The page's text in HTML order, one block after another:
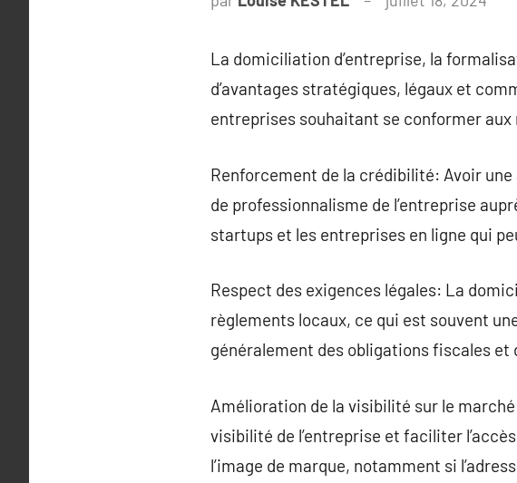
La domiciliation d’entreprise, la
d’avantages stratégiques, légaux et
entreprises souhaitant se conformer
Renforcement de la crédibilité: Avoir
de professionnalisme de l’entreprise
startups et les entreprises en ligne qui
Respect des exigences légales: La
règlements locaux, ce qui est souvent
généralement des obligations fiscales et
Amélioration de la visibilité sur le
visibilité de l’entreprise et faciliter
l’image de marque, notamment si